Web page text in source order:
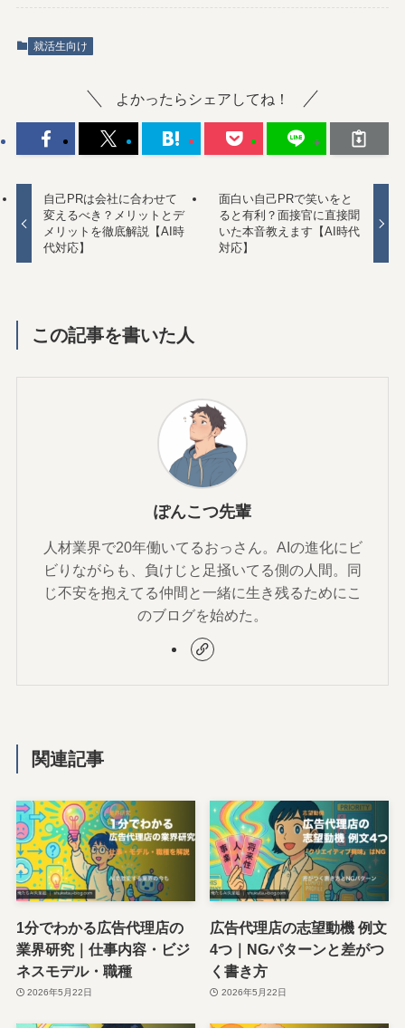
就活生向け
よかったらシェアしてね！
自己PRは会社に合わせて
変えるべき？メリットとデ
メリットを徹底解説【AI時
代対応】
面白い自己PRで笑いをと
ると有利？面接官に直接聞
いた本音教えます【AI時代
対応】
この記事を書いた人
ぽんこつ先輩
人材業界で20年働いてるおっさん。AIの進化にビ
ビりながらも、負けじと足掻いてる側の人間。同
じ不安を抱えてる仲間と一緒に生き残るためにこ
のブログを始めた。
関連記事
1分でわかる広告代理店の
業界研究｜仕事内容・ビジ
ネスモデル・職種
2026年5月22日
広告代理店の志望動機 例文
4つ｜NGパターンと差がつ
く書き方
2026年5月22日